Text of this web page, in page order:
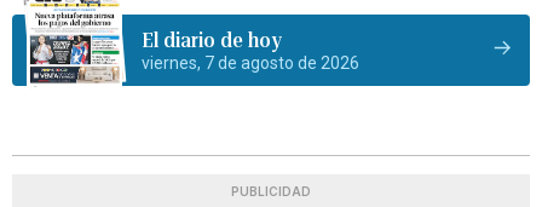
El diario de hoy
viernes, 7 de agosto de 2026
PUBLICIDAD